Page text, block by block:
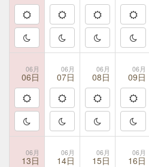
06月
06日
06月
07日
06月
08日
06月
09日
06月
13日
06月
14日
06月
15日
06月
16日